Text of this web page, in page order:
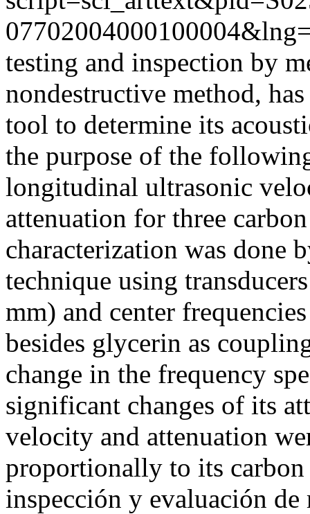
testing and inspection by
nondestructive method,
tool to determine its
the purpose of the
longitudinal ultrasonic
attenuation for three
characterization was done
technique using
mm) and center
besides glycerin as
change in the frequency
significant changes of its
velocity and attenuation
proportionally to its
inspección y evaluación